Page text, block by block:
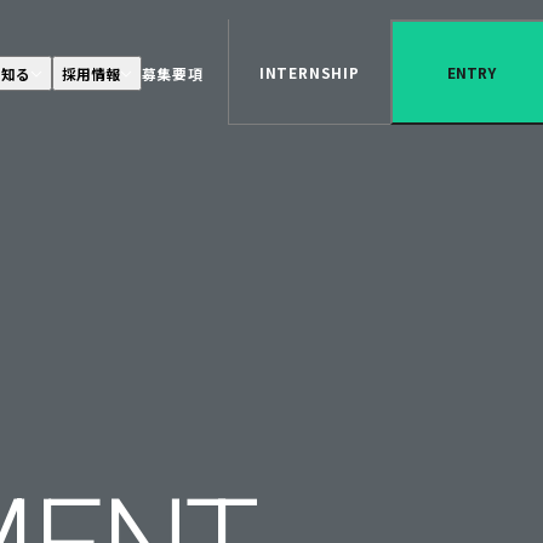
る 採用情報 募集要項 INTERNSHIP ENTRY
ENTRY